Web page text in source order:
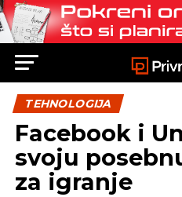
TEHNOLOGIJA
Facebook i
svoju
za igranje